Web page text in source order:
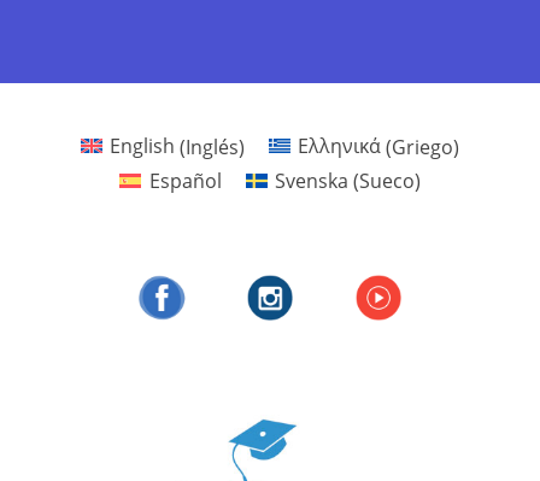
English (Inglés) Ελληνικά(Griego)
Español
Svenska (Sueco)